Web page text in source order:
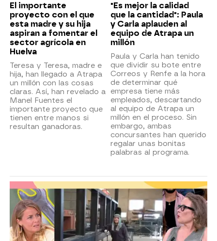
El importante
proyecto con el que
esta madre y su hija
aspiran a fomentar el
sector agrícola en
Huelva
Teresa y Teresa, madre e
hija, han llegado a Atrapa
un millón con las cosas
claras. Así, han revelado a
Manel Fuentes el
importante proyecto que
tienen entre manos si
resultan ganadoras.
"Es mejor la calidad
que la cantidad": Paula
y Carla aplauden al
equipo de Atrapa un
millón
Paula y Carla han tenido
que dividir su bote entre
Correos y Renfe a la hora
de determinar qué
empresa tiene más
empleados, descartando
al equipo de Atrapa un
millón en el proceso. Sin
embargo, ambas
concursantes han querido
regalar unas bonitas
palabras al programa.